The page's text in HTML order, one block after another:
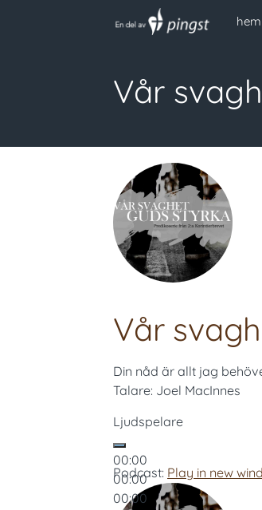
hem
Vår
Vår
Din nåd är allt jag
Talare: Joel MacInnes
Ljudspelare
00:00
00:00
00:00
Podcast: Play in new